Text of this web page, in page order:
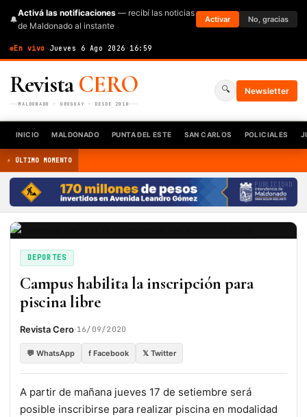
🔔
Activá las notificaciones — recibí las noticias
de Maldonado al instante
Activar No, gracias
En vivo · Jueves 6 Ago 2026 · 16:59
RevistaCERO
MALDONADO · URUGUAY · DESDE 2010
🔍 Newsletter
INICIO MALDONADO PUNTA DEL ESTE SAN CARLOS POLICIALES
⚡ ÚLTIMO MOMENTO
PUBLICIDAD
DEPORTES
Campus habilita la inscripción para
piscina libre
Revista Cero·16/09/2020
💬 WhatsApp f Facebook 𝕏 Twitter
A partir de mañana jueves 17 de setiembre será
posible inscribirse para realizar piscina en modalidad